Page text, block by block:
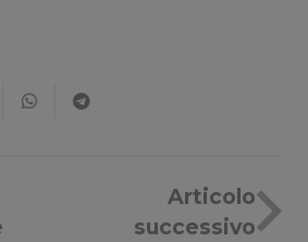
Articolo
successivo